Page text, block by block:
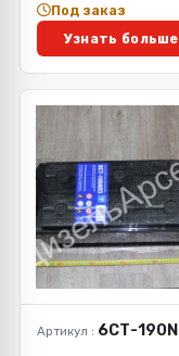
Под заказ
Узнать больше
Артикул : 6СТ-190N